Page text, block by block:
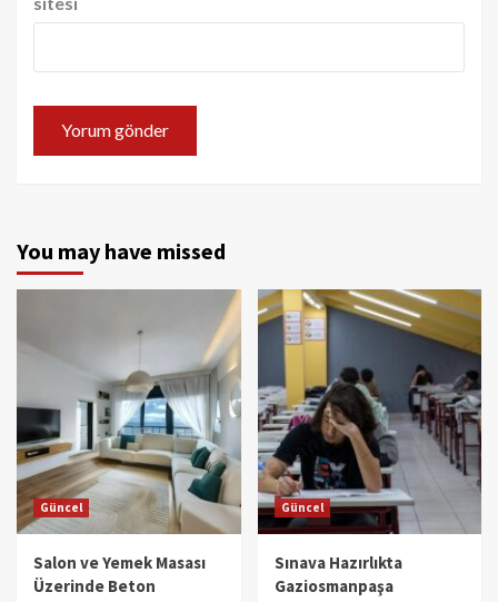
You may have missed
Güncel
Salon ve Yemek Masası
Üzerinde Beton
Güncel
Sınava Hazırlıkta
Gaziosmanpaşa